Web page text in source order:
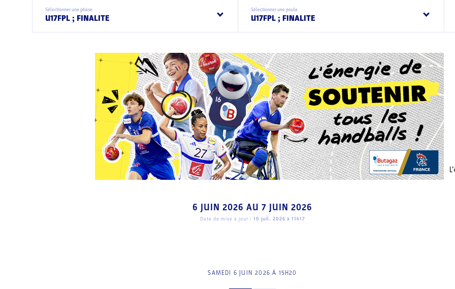
Sélectionner une phase
U17FPL ; FINALITE
Sélectionner une poule
U17FPL ; FINALITE
6 JUIN 2026 AU 7 JUIN 2026
Date de mise à jour : 10 juil. 2026 à 11h17
SAMEDI 6 JUIN 2026 À 15H20